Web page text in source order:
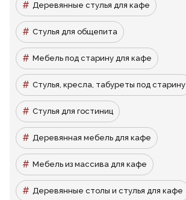
Деревянные стулья для кафе
Стулья для общепита
Мебель под старину для кафе
Стулья, кресла, табуреты под старину
Стулья для гостиниц
Деревянная мебель для кафе
Мебель из массива для кафе
Деревянные столы и стулья для кафе